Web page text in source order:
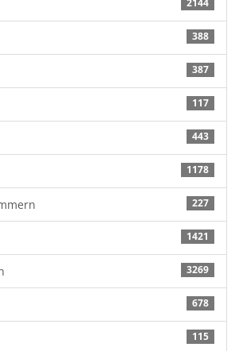
388
387
117
443
1178
227
1421
3269
678
115